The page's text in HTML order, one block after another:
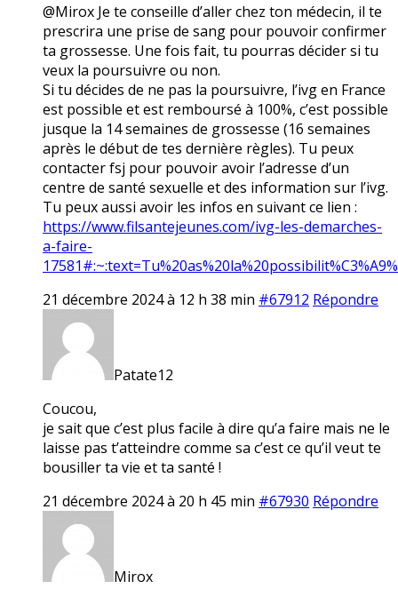
@Mirox Je te conseille d’aller chez ton médecin, il te
prescrira une prise de sang pour pouvoir confirmer
ta grossesse. Une fois fait, tu pourras décider si tu
veux la poursuivre ou non.
Si tu décides de ne pas la poursuivre, l’ivg en France
est possible et est remboursé à 100%, c’est possible
jusque la 14 semaines de grossesse (16 semaines
après le début de tes dernière règles). Tu peux
contacter fsj pour pouvoir avoir l’adresse d’un
centre de santé sexuelle et des information sur l’ivg.
Tu peux aussi avoir les infos en suivant ce lien :
https://www.filsantejeunes.com/ivg-les-demarches-
a-faire-
21 décembre 2024 à 12 h 38 min #67912 Répondre
Patate12
Coucou,
je sait que c’est plus facile à dire qu’a faire mais ne le
laisse pas t’atteindre comme sa c’est ce qu’il veut te
bousiller ta vie et ta santé !
21 décembre 2024 à 20 h 45 min #67930 Répondre
Mirox